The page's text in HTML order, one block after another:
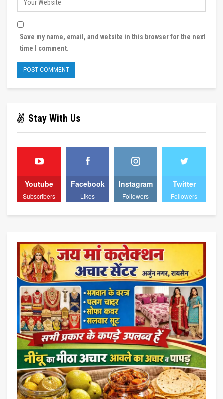
Save my name, email, and website in this browser for the next
time I comment.
Stay With Us
Youtube
Subscribers
Facebook
Likes
Instagram
Followers
Twitter
Followers